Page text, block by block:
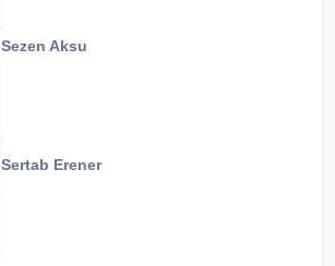
Sezen Aksu
Sertab Erener